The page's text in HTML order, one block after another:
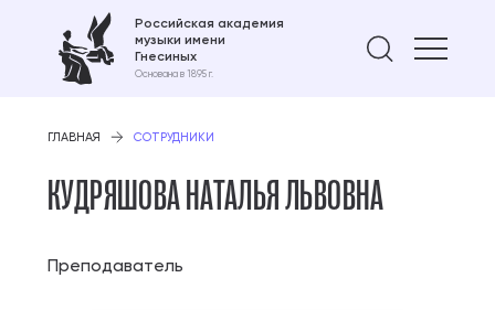
Российская академия
музыки имени
Гнесиных
Основана в 1895 г.
Найти
ГЛАВНАЯ СОТРУДНИКИ
КУДРЯШОВА НАТАЛЬЯ ЛЬВОВНА
Преподаватель